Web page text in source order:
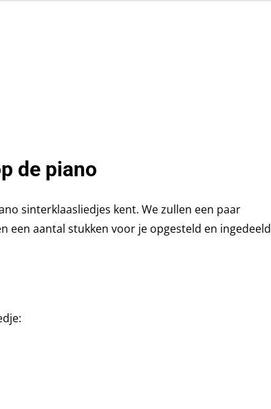
de piano
sinterklaasliedjes kent. We zullen een paar
een aantal stukken voor je opgesteld en ingedeeld